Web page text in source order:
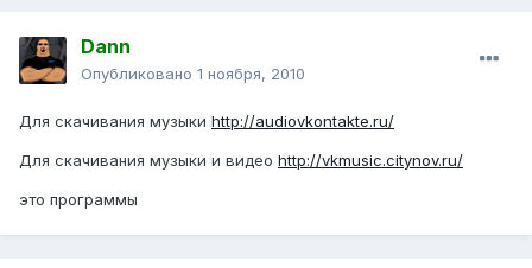
Dann
Опубликовано 1 ноября, 2010
Для скачивания музыки http://audiovkontakte.ru/
Для скачивания музыки и видео http://vkmusic.citynov.ru/
это программы